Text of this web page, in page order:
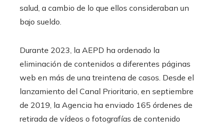
salud, a cambio de lo que ellos consideraban un
bajo sueldo.
Durante 2023, la AEPD ha ordenado la
eliminación de contenidos a diferentes páginas
web en más de una treintena de casos. Desde el
lanzamiento del Canal Prioritario, en septiembre
de 2019, la Agencia ha enviado 165 órdenes de
retirada de vídeos o fotografías de contenido